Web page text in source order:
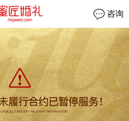
咨询